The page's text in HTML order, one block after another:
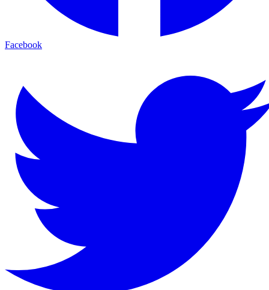
Facebook